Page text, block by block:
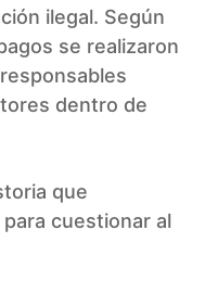
ilegal. Según
se realizaron
dentro de
que
cuestionar al